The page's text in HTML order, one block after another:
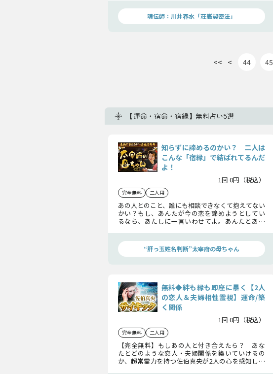
魂伝師：川井春水「荘厳契密法」
<< < 44 45
【運命・宿命・宿縁】無料占い5選
知らずに諦めるのかい？ 二人は
こんな「宿縁」で結ばれてるんだ
よ！
1回 0円（税込）
完全無料 二人用
あの人とのこと、誰にも相談できなくて抱えてない
かい？もし、あんたが今の恋を諦めようとしてい
るなら、あたしに一言いわせてよ。あんたとあの
“肝っ玉姓名判断”太宰府の母ちゃん
無料◆絆も縁も即座に暴く【2人
の恋人＆夫婦相性霊視】運命/築
く関係
1回 0円（税込）
完全無料 二人用
【完全無料】もしあの人と付き合えたら？ あな
たとどのような恋人・夫婦関係を築いていけるの
か、超常霊力を持つ佐伯真央が2人の心を感知し明